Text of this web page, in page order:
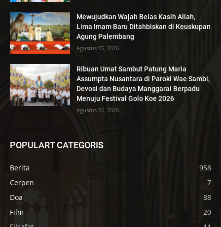
Mewujudkan Wajah Belas Kasih Allah,
Lima Imam Baru Ditahbiskan di Keuskupan
Agung Palembang
Agustus 05, 2026
Ribuan Umat Sambut Patung Maria
Assumpta Nusantara di Paroki Wae Sambi,
Devosi dan Budaya Manggarai Berpadu
Menuju Festival Golo Koe 2026
Agustus 06, 2026
POPULART CATEGORIS
Berita
958
Cerpen
7
Doa
88
Film
20